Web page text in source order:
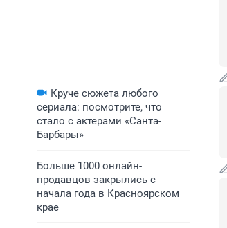
Круче сюжета любого
сериала: посмотрите, что
стало с актерами «Санта-
Барбары»
Больше 1000 онлайн-
продавцов закрылись с
начала года в Красноярском
крае